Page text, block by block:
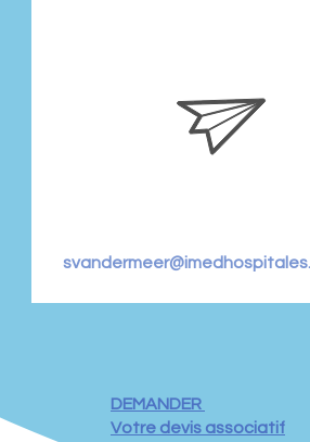
DEMANDER
Votre devis associatif